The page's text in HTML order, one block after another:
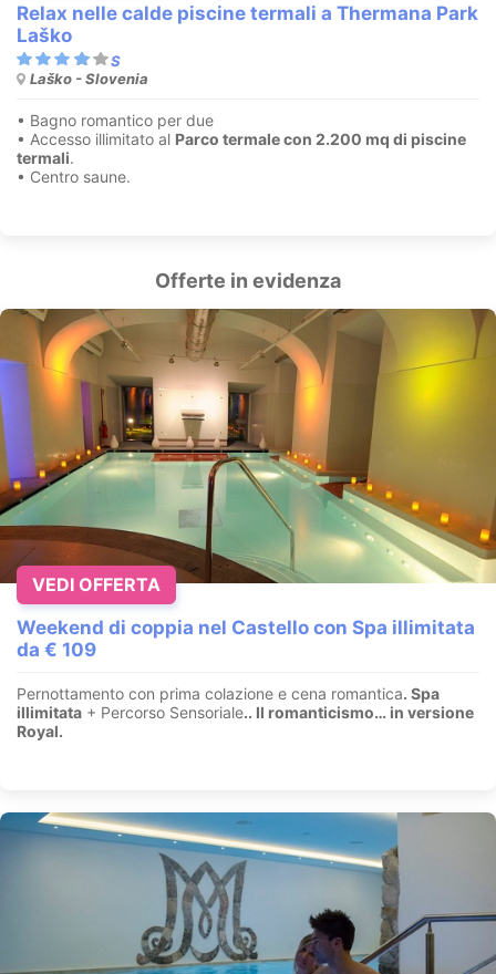
Relax nelle calde piscine termali a Thermana Park
Laško
Laško - Slovenia
• Bagno romantico per due
• Accesso illimitato al Parco termale con 2.200 mq di piscine
termali.
• Centro saune.
Offerte in evidenza
Weekend di coppia nel Castello con Spa illimitata
da € 109
Pernottamento con prima colazione e cena romantica. Spa
illimitata + Percorso Sensoriale.. Il romanticismo… in versione
Royal.
VEDI OFFERTA